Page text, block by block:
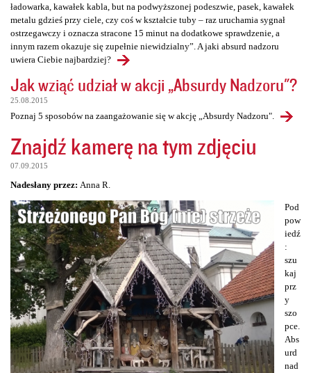
ładowarka, kawałek kabla, but na podwyższonej podeszwie, pasek, kawałek
metalu gdzieś przy ciele, czy coś w kształcie tuby – raz uruchamia sygnał
ostrzegawczy i oznacza stracone 15 minut na dodatkowe sprawdzenie, a
innym razem okazuje się zupełnie niewidzialny”. A jaki absurd nadzoru
uwiera Ciebie najbardziej?
Jak wziąć udział w akcji „Absurdy Nadzoru"?
25.08.2015
Poznaj 5 sposobów na zaangażowanie się w akcję „Absurdy Nadzoru".
Znajdź kamerę na tym zdjęciu
07.09.2015
Nadesłany przez: Anna R.
Pod
pow
iedź
:
szu
kaj
prz
y
szo
pce.
Abs
urd
nad